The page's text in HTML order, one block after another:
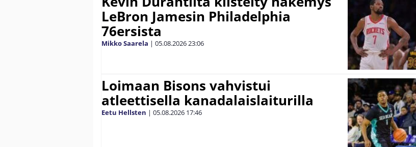
LeBron Jamesin Philadelphia
76ersista
Mikko Saarela | 05.08.202623:06
Loimaan Bisons vahvistui
atleettisella kanadalaislaiturilla
Eetu Hellsten | 05.08.2026 17:46